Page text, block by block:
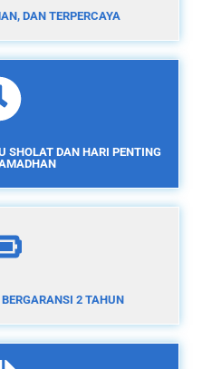
DAN TERPERCAYA
SHOLAT DAN HARI PENTING
2 TAHUN